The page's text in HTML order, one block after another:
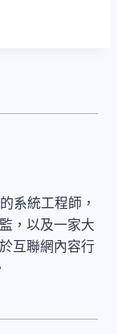
系統工程師，
，以及一家大
互聯網內容行